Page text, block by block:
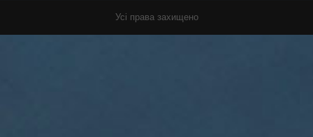
Усі права захищено